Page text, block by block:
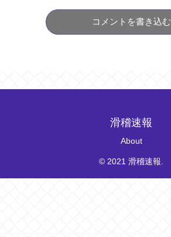
コメントを書き込む
滑稽速報
About
© 2021 滑稽速報.